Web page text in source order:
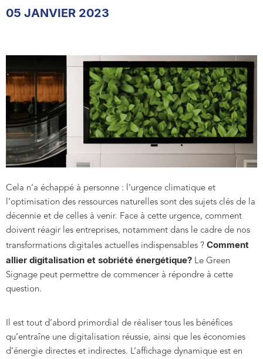
05 JANVIER 2023
Cela n’a échappé à personne : l’urgence climatique et
l’optimisation des ressources naturelles sont des sujets clés de la
décennie et de celles à venir. Face à cette urgence, comment
doivent réagir les entreprises, notamment dans le cadre de nos
transformations digitales actuelles indispensables ? Comment
allier digitalisation et sobriété énergétique? Le Green
Signage peut permettre de commencer à répondre à cette
question.
Il est tout d’abord primordial de réaliser tous les bénéfices
qu’entraîne une digitalisation réussie, ainsi que les économies
d’énergie directes et indirectes. L’affichage dynamique est en